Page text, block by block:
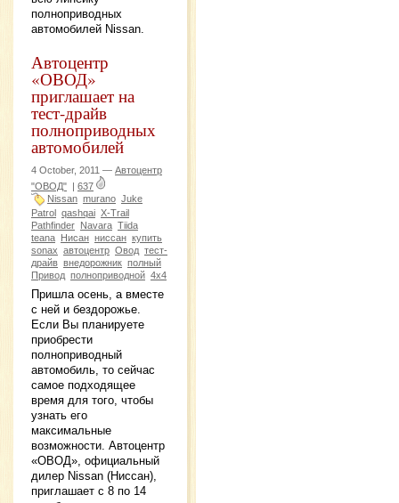
полноприводных
автомобилей Nissan.
Автоцентр
«ОВОД»
приглашает на
тест-драйв
полноприводных
автомобилей
4 October, 2011 — Автоцентр
"ОВОД" | 637
Nissan murano Juke
Patrol qashqai X-Trail
Pathfinder Navara Tiida
teana Нисан ниссан купить
sonax автоцентр Овод тест-
драйв внедорожник полный
Привод полноприводной 4х4
Пришла осень, а вместе
с ней и бездорожье.
Если Вы планируете
приобрести
полноприводный
автомобиль, то сейчас
самое подходящее
время для того, чтобы
узнать его
максимальные
возможности. Автоцентр
«ОВОД», официальный
дилер Nissan (Ниссан),
приглашает с 8 по 14